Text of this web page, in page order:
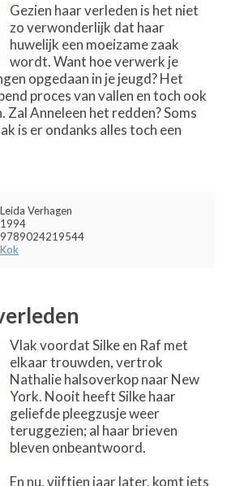
Gezien haar verleden is het niet
zo verwonderlijk dat haar
huwelijk een moeizame zaak
wordt. Want hoe verwerk je
opgedaan in je jeugd? Het
proces van vallen en toch ook
Zal Anneleen het redden? Soms
is er ondanks alles toch een
Leida Verhagen
1994
9789024219544
Kok
Vlak voordat Silke en Raf met
elkaar trouwden, vertrok
Nathalie halsoverkop naar New
York. Nooit heeft Silke haar
geliefde pleegzusje weer
teruggezien; al haar brieven
bleven onbeantwoord.
En nu, vijftien jaar later, komt iets